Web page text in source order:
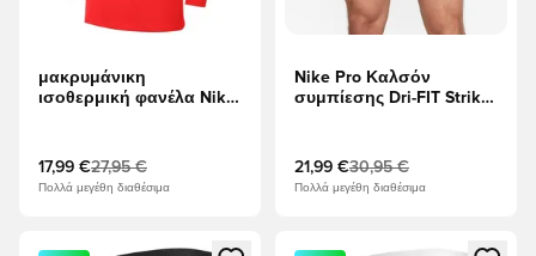
μακρυμάνικη
ισοθερμική φανέλα Nike
17,99 €27,95 €
Πολλά μεγέθη διαθέσιμα
Nike Pro Καλσόν
συμπίεσης Dri-FIT Strike
21,99 €30,95 €
Πολλά μεγέθη διαθέσιμα